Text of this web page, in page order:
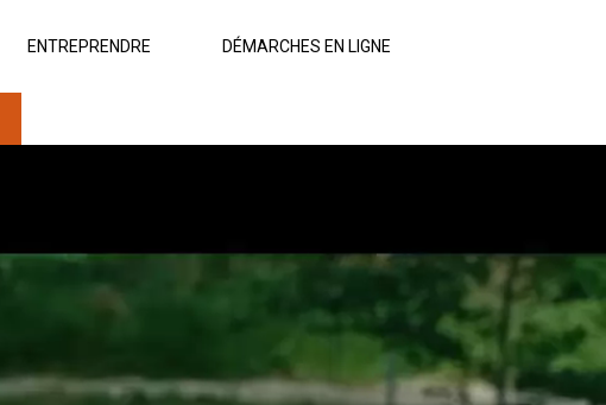
ENTREPRENDRE DÉMARCHES EN LIGNE